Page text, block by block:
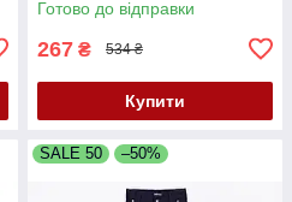
Готово до відправки
267 ₴ 534 ₴
Купити
SALE 50 –50%